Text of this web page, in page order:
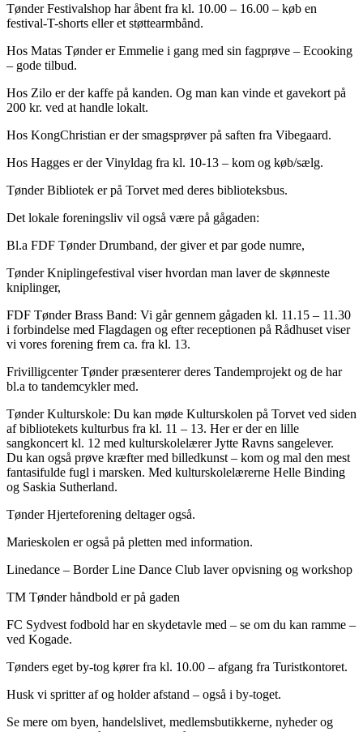
Tønder Festivalshop har åbent fra kl. 10.00 – 16.00 – køb en
festival-T-shorts eller et støttearmbånd.
Hos Matas Tønder er Emmelie i gang med sin fagprøve – Ecooking
– gode tilbud.
Hos Zilo er der kaffe på kanden. Og man kan vinde et gavekort på
200 kr. ved at handle lokalt.
Hos KongChristian er der smagsprøver på saften fra Vibegaard.
Hos Hagges er der Vinyldag fra kl. 10-13 – kom og køb/sælg.
Tønder Bibliotek er på Torvet med deres biblioteksbus.
Det lokale foreningsliv vil også være på gågaden:
Bl.a FDF Tønder Drumband, der giver et par gode numre,
Tønder Kniplingefestival viser hvordan man laver de skønneste
kniplinger,
FDF Tønder Brass Band: Vi går gennem gågaden kl. 11.15 – 11.30
i forbindelse med Flagdagen og efter receptionen på Rådhuset viser
vi vores forening frem ca. fra kl. 13.
Frivilligcenter Tønder præsenterer deres Tandemprojekt og de har
bl.a to tandemcykler med.
Tønder Kulturskole: Du kan møde Kulturskolen på Torvet ved siden
af bibliotekets kulturbus fra kl. 11 – 13. Her er der en lille
sangkoncert kl. 12 med kulturskolelærer Jytte Ravns sangelever.
Du kan også prøve kræfter med billedkunst – kom og mal den mest
fantasifulde fugl i marsken. Med kulturskolelærerne Helle Binding
og Saskia Sutherland.
Tønder Hjerteforening deltager også.
Marieskolen er også på pletten med information.
Linedance – Border Line Dance Club laver opvisning og workshop
TM Tønder håndbold er på gaden
FC Sydvest fodbold har en skydetavle med – se om du kan ramme –
ved Kogade.
Tønders eget by-tog kører fra kl. 10.00 – afgang fra Turistkontoret.
Husk vi spritter af og holder afstand – også i by-toget.
Se mere om byen, handelslivet, medlemsbutikkerne, nyheder og